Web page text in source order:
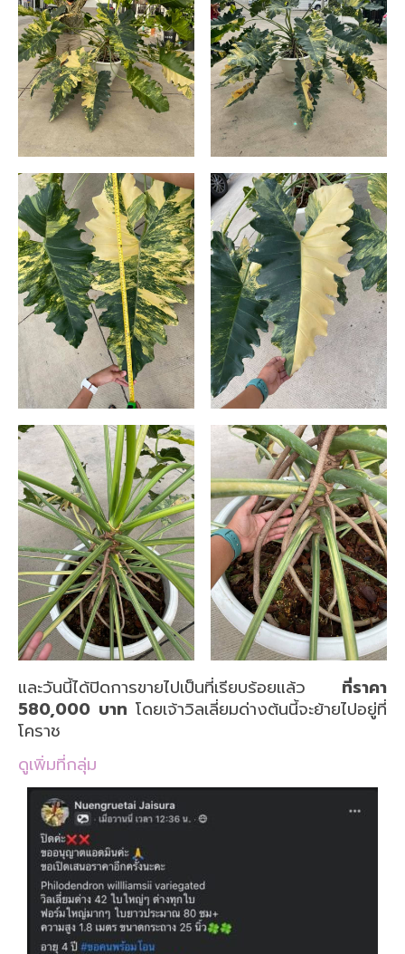
และวันนี้ได้ปิดการขายไปเป็นที่เรียบร้อยแล้ว ที่ราคา
580,000 บาท โดยเจ้าวิลเลี่ยมด่างต้นนี้จะย้ายไปอยู่ที่
โคราช
ดูเพิ่มที่กลุ่ม